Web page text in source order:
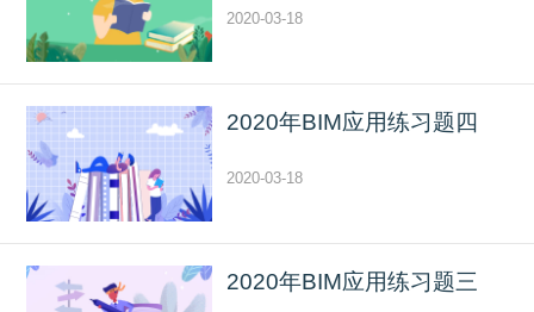
2020-03-18
2020年BIM应用练习题四
2020-03-18
2020年BIM应用练习题三